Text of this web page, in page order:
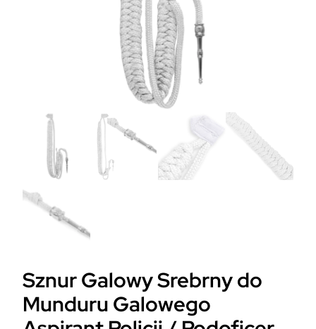
Sznur Galowy Srebrny do
Munduru Galowego